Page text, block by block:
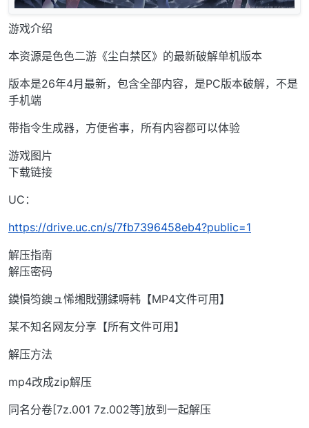
游戏介绍
本资源是色色二游《尘白禁区》的最新破解单机版本
版本是26年4月最新，包含全部内容，是PC版本破解，不是
手机端
带指令生成器，方便省事，所有内容都可以体验
游戏图片
下载链接
UC：
https://drive.uc.cn/s/7fb7396458eb4?public=1
解压指南
解压密码
鏌愪笉鐭ュ悕缃戝弸鍒嗕韩【MP4文件可用】
某不知名网友分享【所有文件可用】
解压方法
mp4改成zip解压
同名分卷[7z.001 7z.002等]放到一起解压